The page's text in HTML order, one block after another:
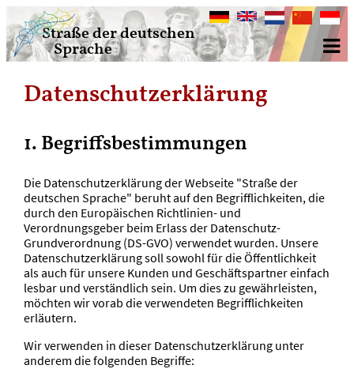
Straße der deutschen
Sprache
DeutschEnglishNederlands
中
Bahasa
Datenschutzerklärung
1. Begriffsbestimmungen
Die Datenschutzerklärung der Webseite "Straße der
deutschen Sprache" beruht auf den Begrifflichkeiten, die
durch den Europäischen Richtlinien- und
Verordnungsgeber beim Erlass der Datenschutz-
Grundverordnung (DS-GVO) verwendet wurden. Unsere
Datenschutzerklärung soll sowohl für die Öffentlichkeit
als auch für unsere Kunden und Geschäftspartner einfach
lesbar und verständlich sein. Um dies zu gewährleisten,
möchten wir vorab die verwendeten Begrifflichkeiten
erläutern.
Wir verwenden in dieser Datenschutzerklärung unter
anderem die folgenden Begriffe: